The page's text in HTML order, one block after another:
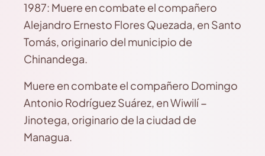
1987: Muere en combate el compañero
Alejandro Ernesto Flores Quezada, en Santo
Tomás, originario del municipio de
Chinandega.
Muere en combate el compañero Domingo
Antonio Rodríguez Suárez, en Wiwilí −
Jinotega, originario de la ciudad de
Managua.